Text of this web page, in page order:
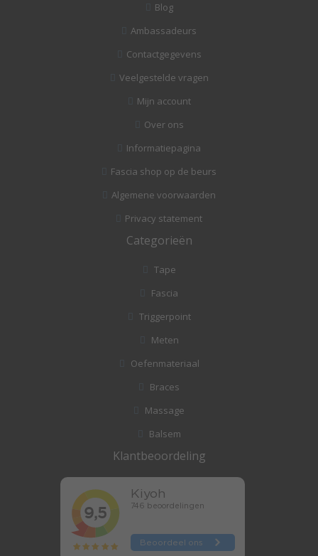
Blog
Ambassadeurs
Contactgegevens
Veelgestelde vragen
Mijn account
Over ons
Informatiepagina
Fascia shop op de beurs
Algemene voorwaarden
Privacy statement
Categorieën
Tape
Fascia
Triggerpoint
Meten
Oefenmateriaal
Braces
Massage
Balsem
Klantbeoordeling